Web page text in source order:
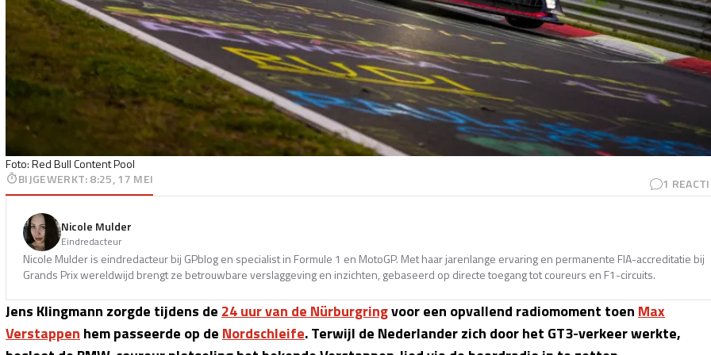
Foto: Red Bull Content Pool
BIJGEWERKT:8:25, 17 MEI 1
Nicole Mulder
Eindredacteur
Nicole Mulder is eindredacteur bij GPblog en specialist in Formule 1 en MotoGP. Met haar jarenlange ervaring en permanente FIA-accreditatie bij
Grands Prix wereldwijd brengt ze betrouwbare verslaggeving en inzichten, gebaseerd op directe toegang tot coureurs en F1-circuits.
Jens Klingmann zorgde tijdens de 24 uur van de Nürburgringvoor een opvallend radiomoment toen Max
Verstappen hem passeerde op de Nordschleife. Terwijl de Nederlander zich door het GT3-verkeer werkte,